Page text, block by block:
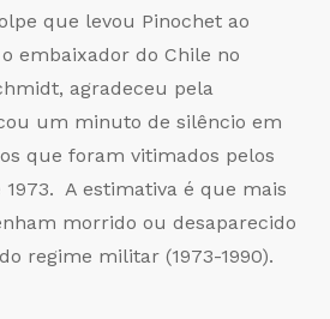
que levou Pinochet ao
embaixador do Chile no
agradeceu pela
um minuto de silêncio em
que foram vitimados pelos
A estimativa é que mais
morrido ou desaparecido
regime militar (1973-1990).